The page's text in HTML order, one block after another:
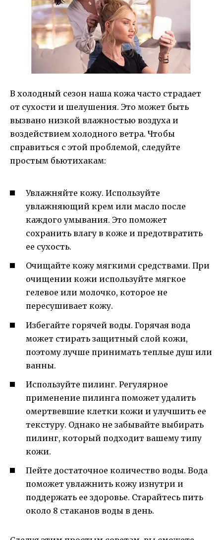
В холодный сезон наша кожа часто страдает
от сухости и шелушения. Это может быть
вызвано низкой влажностью воздуха и
воздействием холодного ветра. Чтобы
справиться с этой проблемой, следуйте
простым бьютихакам:
Увлажняйте кожу. Используйте
увлажняющий крем или масло после
каждого умывания. Это поможет
сохранить влагу в коже и предотвратить
ее сухость.
Очищайте кожу мягкими средствами. При
очищении кожи используйте мягкое
гелевое или молочко, которое не
пересушивает кожу.
Избегайте горячей воды. Горячая вода
может стирать защитный слой кожи,
поэтому лучше принимать теплые душ или
ванны.
Используйте пилинг. Регулярное
применение пилинга поможет удалить
омертвевшие клетки кожи и улучшить ее
текстуру. Однако не забывайте выбирать
пилинг, который подходит вашему типу
кожи.
Пейте достаточное количество воды. Вода
поможет увлажнить кожу изнутри и
поддержать ее здоровье. Старайтесь пить
около 8 стаканов воды в день.